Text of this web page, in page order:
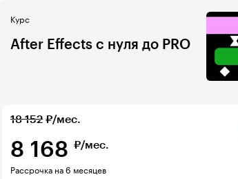
Курс
After Effects с нуля до PRO
18 152 ₽/мес.
8 168 ₽/мес.
Рассрочка на 6 месяцев